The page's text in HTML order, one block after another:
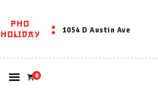
PHO
HOLIDAY
1054 D Austin Ave
0
PHO HOLIDAY